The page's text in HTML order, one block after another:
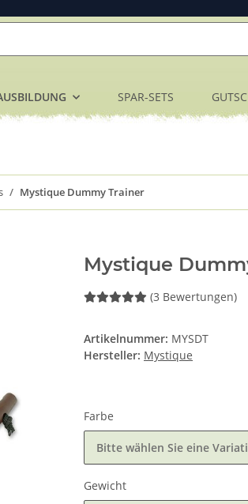
SPAR-SETS
Mystique Dummy Trainer
Mystique
(3 Bewertungen)
Artikelnummer: MYSDT
Hersteller: Mystique
Farbe
Bitte wählen Sie eine
Gewicht